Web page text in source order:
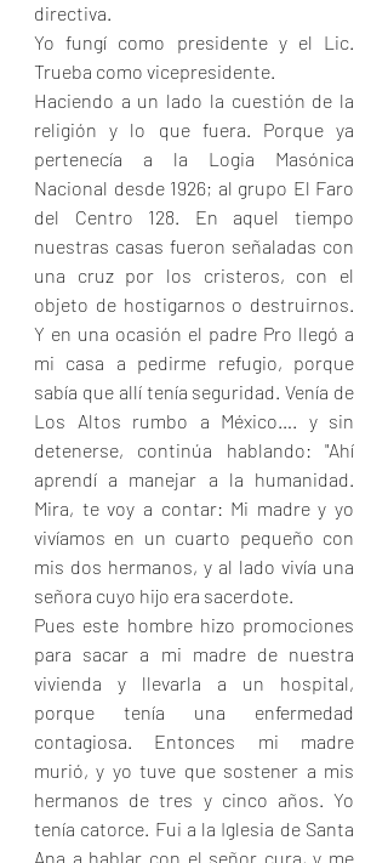
directiva.
Yo fungí como presidente y el Lic.
Trueba como vicepresidente.
Haciendo a un lado la cuestión de la
religión y lo que fuera. Porque ya
pertenecía a la Logia Masónica
Nacional desde 1926; al grupo El Faro
del Centro 128. En aquel tiempo
nuestras casas fueron señaladas con
una cruz por los cristeros, con el
objeto de hostigarnos o destruirnos.
Y en una ocasión el padre Pro llegó a
mi casa a pedirme refugio, porque
sabía que allí tenía seguridad. Venía de
Los Altos rumbo a México…. y sin
detenerse, continúa hablando: "Ahí
aprendí a manejar a la humanidad.
Mira, te voy a contar: Mi madre y yo
vivíamos en un cuarto pequeño con
mis dos hermanos, y al lado vivía una
señora cuyo hijo era sacerdote.
Pues este hombre hizo promociones
para sacar a mi madre de nuestra
vivienda y llevarla a un hospital,
porque tenía una enfermedad
contagiosa. Entonces mi madre
murió, y yo tuve que sostener a mis
hermanos de tres y cinco años. Yo
tenía catorce. Fui a la Iglesia de Santa
Ana a hablar con el señor cura, y me